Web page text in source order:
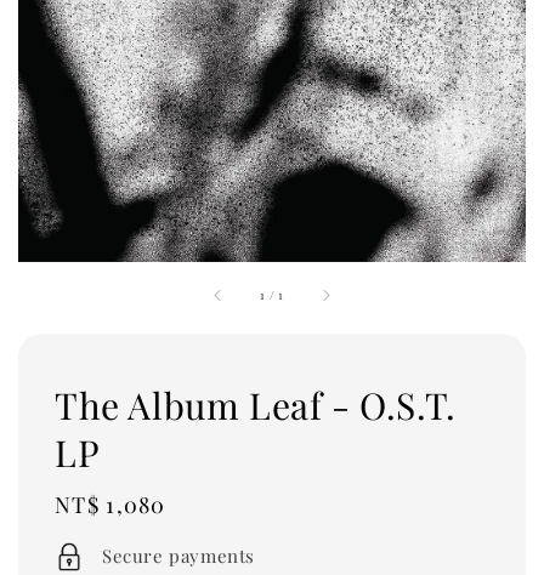
1 /1
The Album Leaf - O.S.T.
LP
Regular
price
NT$ 1,080
Secure payments